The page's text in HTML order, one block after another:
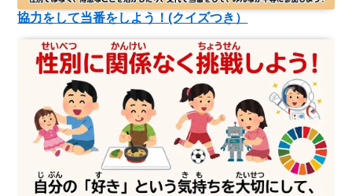
協力をして当番をしよう！(クイズつき）